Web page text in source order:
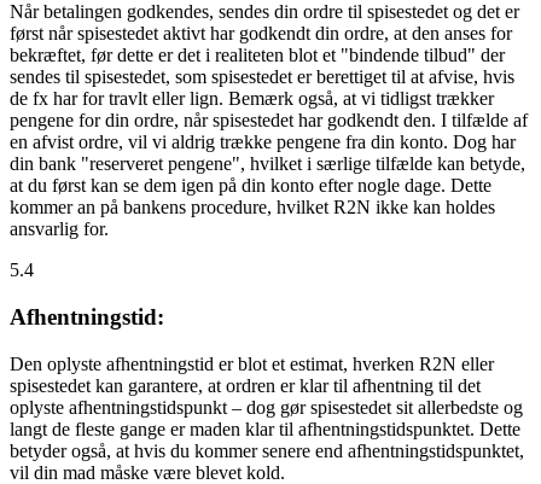
Når betalingen godkendes, sendes din ordre til spisestedet og det er
først når spisestedet aktivt har godkendt din ordre, at den anses for
bekræftet, før dette er det i realiteten blot et "bindende tilbud" der
sendes til spisestedet, som spisestedet er berettiget til at afvise, hvis
de fx har for travlt eller lign. Bemærk også, at vi tidligst trækker
pengene for din ordre, når spisestedet har godkendt den. I tilfælde af
en afvist ordre, vil vi aldrig trække pengene fra din konto. Dog har
din bank "reserveret pengene", hvilket i særlige tilfælde kan betyde,
at du først kan se dem igen på din konto efter nogle dage. Dette
kommer an på bankens procedure, hvilket R2N ikke kan holdes
ansvarlig for.
5.4
Afhentningstid:
Den oplyste afhentningstid er blot et estimat, hverken R2N eller
spisestedet kan garantere, at ordren er klar til afhentning til det
oplyste afhentningstidspunkt – dog gør spisestedet sit allerbedste og
langt de fleste gange er maden klar til afhentningstidspunktet. Dette
betyder også, at hvis du kommer senere end afhentningstidspunktet,
vil din mad måske være blevet kold.